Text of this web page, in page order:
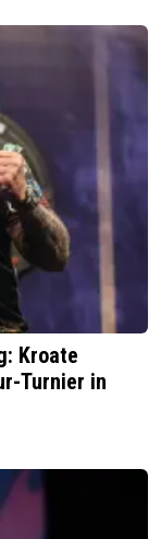
Kroate
Turnier in